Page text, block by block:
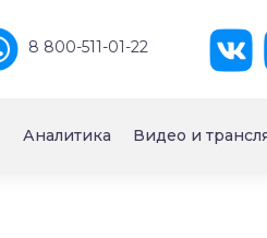
8 800-511-01-22
Аналитика Видео и